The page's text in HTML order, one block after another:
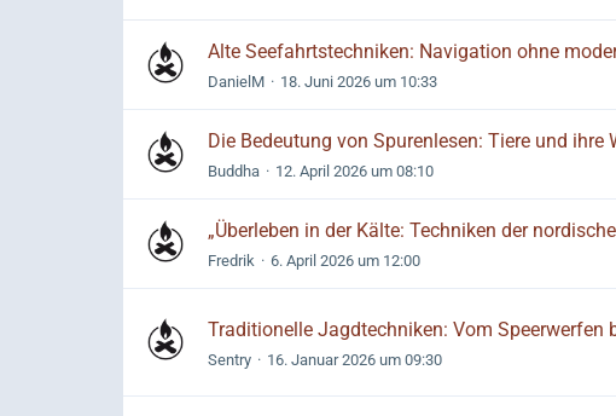
Alte Seefahrtstechniken: Navigation ohne
DanielM 18. Juni 2026 um 10:33
Die Bedeutung von Spurenlesen: Tiere und ihre
Buddha 12. April 2026 um 08:10
„Überleben in der Kälte: Techniken der
Fredrik 6. April 2026 um 12:00
Traditionelle Jagdtechniken: Vom Speerwerfen
Sentry 16. Januar 2026 um 09:30